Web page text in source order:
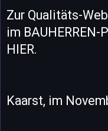
Zur Qualitäts-
im
HIER.
Kaarst, im